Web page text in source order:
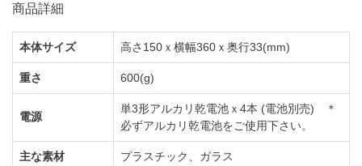
商品詳細
本体サイズ 高さ150ｘ横幅360ｘ奥行33(mm)
重さ 600(g)
電源
単3形アルカリ乾電池ｘ4本 (電池別売) ＊
必ずアルカリ乾電池をご使用下さい。
主な素材 プラスチック、ガラス